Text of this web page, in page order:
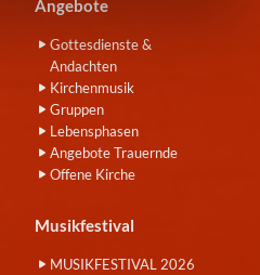
Angebote
Gottesdienste &
Andachten
Kirchenmusik
Gruppen
Lebensphasen
Angebote Trauernde
Offene Kirche
Musikfestival
MUSIKFESTIVAL 2026